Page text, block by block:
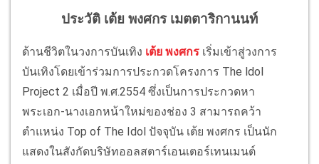
ประวัติ เต้ย พงศกร เมตตาริกานนท์
ด้านชีวิตในวงการบันเทิง เต้ย พงศกร เริ่มเข้าสู่วงการ
บันเทิงโดยเข้าร่วมการประกวดโครงการ The ldol
Project 2 เมื่อปี พ.ศ.2554 ซึ่งเป็นการประกวดหา
พระเอก-นางเอกหน้าใหม่ของช่อง 3 สามารถคว้า
ตำแหน่ง Top of The Idol ปัจจุบัน เต้ย พงศกร เป็นนัก
แสดงในสังกัดบริษัทออลสตาร์เอนเตอร์เทนเมนต์